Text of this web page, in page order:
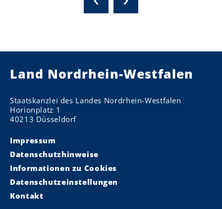
Land Nordrhein-Westfalen
Staatskanzlei des Landes Nordrhein-Westfalen
Horionplatz 1
40213 Düsseldorf
Impressum
Datenschutzhinweise
Informationen zu Cookies
Datenschutzeinstellungen
Kontakt